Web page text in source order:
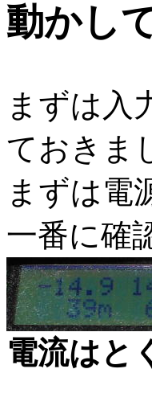
動かし
まずは入
ておきま
まずは電
一番に確
電流はと